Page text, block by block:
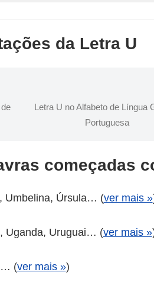
da Letra U
Letra U no Alfabeto de Língua
Portuguesa
começadas
Umbelina, Úrsula… (ver mais »
Uganda, Uruguai… (ver mais »
(ver mais »)